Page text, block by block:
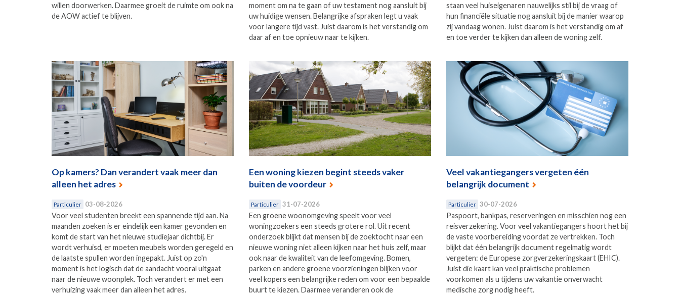
willen doorwerken. Daarmee groeit de ruimte om ook na
de AOW actief te blijven.
moment om na te gaan of uw testament nog aansluit bij
uw huidige wensen. Belangrijke afspraken legt u vaak
voor langere tijd vast. Juist daarom is het verstandig om
daar af en toe opnieuw naar te kijken.
staan veel huiseigenaren nauwelijks stil bij de vraag of
hun financiële situatie nog aansluit bij de manier waarop
zij vandaag wonen. Juist daarom is het verstandig om af
en toe verder te kijken dan alleen de woning zelf.
Op kamers? Dan verandert vaak meer dan
alleen het adres
Particulier 03-08-2026
Voor veel studenten breekt een spannende tijd aan. Na
maanden zoeken is er eindelijk een kamer gevonden en
komt de start van het nieuwe studiejaar dichtbij. Er
wordt verhuisd, er moeten meubels worden geregeld en
de laatste spullen worden ingepakt. Juist op zo'n
moment is het logisch dat de aandacht vooral uitgaat
naar de nieuwe woonplek. Toch verandert er met een
verhuizing vaak meer dan alleen het adres.
Een woning kiezen begint steeds vaker
buiten de voordeur
Particulier 31-07-2026
Een groene woonomgeving speelt voor veel
woningzoekers een steeds grotere rol. Uit recent
onderzoek blijkt dat mensen bij de zoektocht naar een
nieuwe woning niet alleen kijken naar het huis zelf, maar
ook naar de kwaliteit van de leefomgeving. Bomen,
parken en andere groene voorzieningen blijken voor
veel kopers een belangrijke reden om voor een bepaalde
buurt te kiezen. Daarmee veranderen ook de
Veel vakantiegangers vergeten één
belangrijk document
Particulier 30-07-2026
Paspoort, bankpas, reserveringen en misschien nog een
reisverzekering. Voor veel vakantiegangers hoort het bij
de vaste voorbereiding voordat ze vertrekken. Toch
blijkt dat één belangrijk document regelmatig wordt
vergeten: de Europese zorgverzekeringskaart (EHIC).
Juist die kaart kan veel praktische problemen
voorkomen als u tijdens uw vakantie onverwacht
medische zorg nodig heeft.